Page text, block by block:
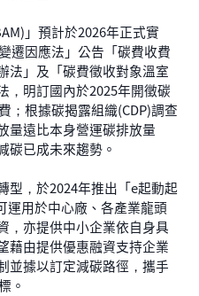
」預計於2026年正式實
遷因應法」公告「碳費收費
法」及「碳費徵收對象溫室
，明訂國內於2025年開徵碳
；根據碳揭露組織(CDP)調查
量遠比本身營運碳排放量
碳已成未來趨勢。
，於2024年推出「e起動起
運用於中心廠、各產業龍頭
，亦提供中小企業依自身具
藉由提供優惠融資支持企業
並據以訂定減碳路徑，攜手
。